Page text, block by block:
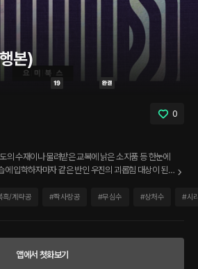
본)
0
의 수재이나 물려받은 교복에 낡은 소지품 등 한눈에
에 입학하자마자 같은 반인 우진의 괴롭힘 대상이 된
생. 같은 반인 영준은 그에게 좋은 놀림감이 된다. 아
된 괴롭힘은 영준의 예민한 부분인 어머니에 관한 소
흐른다. 어떤 폭력에도 무관심으로 일관하던 영준은
흑/계략공 #짝사랑공 #무심수 #상처수 #시
앱에서 첫화보기